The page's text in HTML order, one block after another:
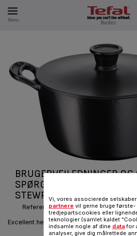
Menu
BRUGERVEJLEDNINGER
SPØRGSMÅL JO PREMIUM
STEWPOT 24 CM/4 L. W.
Reference :E2124655
Excellent heat retention & robust
Vi, vores associerede
partnere vil gerne bruge første-
tredjepartscookies eller
teknologier (samlet kaldet
indsamle nogle af dine datafor
analyser, give dig målrettede